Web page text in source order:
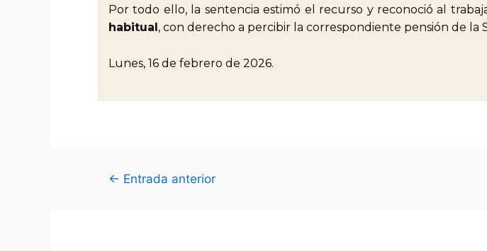
Por todo ello, la sentencia estimó el recurso y reconoció al
habitual , con derecho a percibir la correspondiente pensión de la
Lunes, 16 de febrero de 2026.
← Entrada anterior